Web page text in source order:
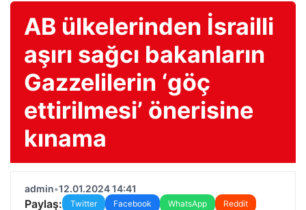
AB ülkelerinden İsrailli
aşırı sağcı bakanların
Gazzelilerin ‘göç
ettirilmesi’ önerisine
kınama
admin•12.01.2024 14:41
Paylaş: Twitter Facebook WhatsApp
Reddit